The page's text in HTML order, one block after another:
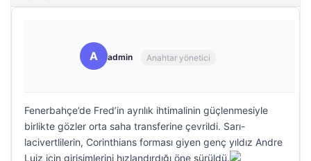
A admin Anahtar yönetici
Fenerbahçe’de Fred’in ayrılık ihtimalinin güçlenmesiyle
birlikte gözler orta saha transferine çevrildi. Sarı-
lacivertlilerin, Corinthians forması giyen genç yıldız Andre
Luiz için girişimlerini hızlandırdığı öne sürüldü.